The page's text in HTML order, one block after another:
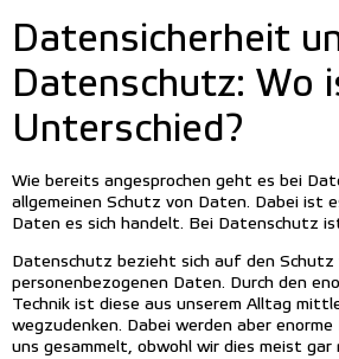
Datensicherheit
Datenschutz: Wo
Unterschied?
Wie bereits angesprochen geht es bei
allgemeinen Schutz von Daten. Dabei ist
Daten es sich handelt. Bei Datenschutz
Datenschutz bezieht sich auf den Schutz
personenbezogenen Daten. Durch den
Technik ist diese aus unserem Alltag
wegzudenken. Dabei werden aber
uns gesammelt, obwohl wir dies meist gar